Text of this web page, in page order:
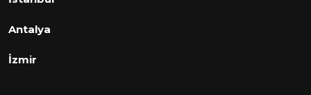
Antalya
İzmir